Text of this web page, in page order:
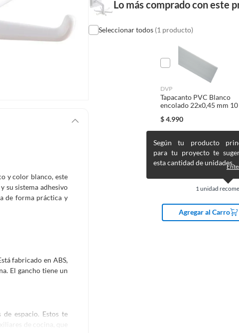
y color blanco, este
su sistema adhesivo
de forma práctica y
fabricado en ABS,
El gancho tiene un
espacio. Estos te
de cocina, que
Lo más comprado con este
Seleccionar todos (1 producto)
DVP
Tapacanto PVC Blanco
encolado 22x0,45 mm 10
$4.990
1 unidad
Según tu producto
para tu proyecto te
esta cantidad de unidades.
Agregar al Carro